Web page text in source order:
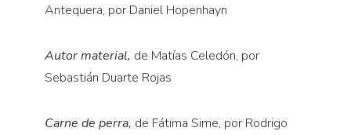
Antequera, por Daniel Hopenhayn
Autor material, de Matías Celedón, por
Sebastián Duarte Rojas
Carne de perra, de Fátima Sime, por Rodrigo